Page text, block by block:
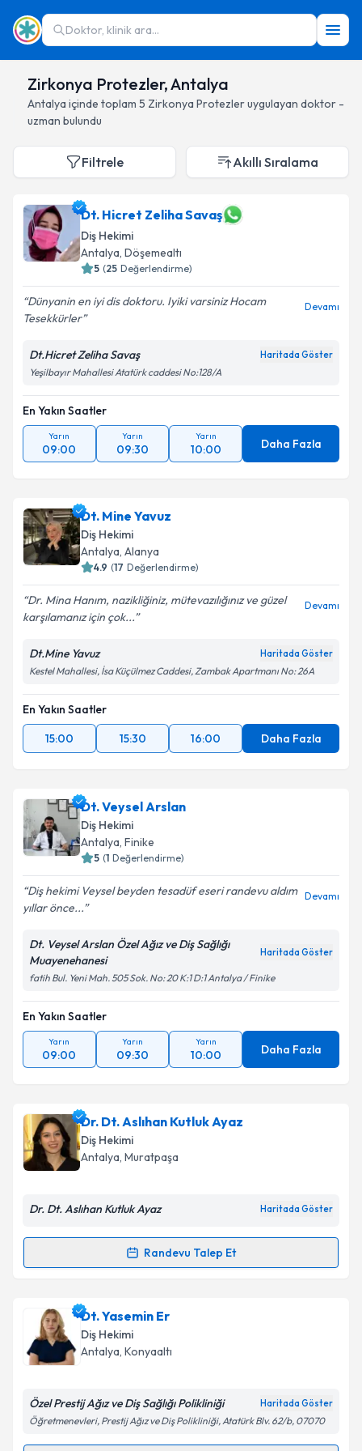
Doktor, klinik ara...
Zirkonya Protezler, Antalya
Antalya içinde toplam 5 Zirkonya Protezleruygulayan doktor -
uzman bulundu
Filtrele Akıllı Sıralama
Dt. Hicret Zeliha Savaş
Diş Hekimi
Antalya, Döşemealtı
5 (25 Değerlendirme)
Dünyanin en iyi dis doktoru. Iyiki varsiniz Hocam
Tesekkürler
Devamı
Dt.Hicret Zeliha Savaş Haritada Göster
Yeşilbayır Mahallesi Atatürk caddesi No:128/A
En Yakın Saatler
Yarın
09:00
Yarın
09:30
Yarın
10:00 Daha Fazla
Dt. Mine Yavuz
Diş Hekimi
Antalya, Alanya
4.9 (17 Değerlendirme)
Dr. Mina Hanım, nazikliğiniz, mütevazılığınız ve güzel
karşılamanız için çok...
Devamı
Dt.Mine Yavuz Haritada Göster
Kestel Mahallesi, İsa Küçülmez Caddesi, Zambak Apartmanı No: 26A
En Yakın Saatler
15:00
15:30 16:00 Daha Fazla
Dt. Veysel Arslan
Diş Hekimi
Antalya, Finike
5 (1 Değerlendirme)
Diş hekimi Veysel beyden tesadüf eseri randevu aldım
yıllar önce...
Devamı
Dt. Veysel Arslan Özel Ağız ve Diş Sağlığı
Muayenehanesi
Haritada Göster
fatih Bul. Yeni Mah. 505 Sok. No: 20 K:1 D:1 Antalya / Finike
En Yakın Saatler
Yarın
09:00
Yarın
09:30
Yarın
10:00 Daha Fazla
Dr. Dt. Aslıhan Kutluk Ayaz
Diş Hekimi
Antalya, Muratpaşa
Dr. Dt. Aslıhan Kutluk Ayaz Haritada Göster
Randevu Talep Et
Randevu Takvimi Talebi
Dr. Dt. Aslıhan Kutluk Ayaz
talebi oluşturun. Size bu uzmandan randevu almanız
için bir takvim hazırlandığında e-posta ile
bilgilendireceğiz.
Dt. Yasemin Er
Diş Hekimi
Antalya, Konyaaltı
Özel Prestij Ağız ve Diş Sağlığı Polikliniği Haritada Göster
Öğretmenevleri, Prestij Ağız ve Diş Polikliniği, Atatürk Blv. 62/b, 07070